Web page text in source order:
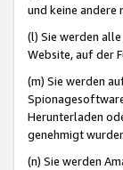
und keine andere
(l) Sie werden
Website, auf der
(m) Sie werden
Herunterladen
genehmigt
(n) Sie werden